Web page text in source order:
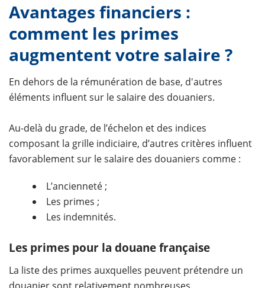
Avantages financiers :
comment les primes
augmentent votre salaire ?
En dehors de la rémunération de base, d'autres
éléments influent sur le salaire des douaniers.
Au-delà du grade, de l’échelon et des indices
composant la grille indiciaire, d’autres critères influent
favorablement sur le salaire des douaniers comme :
L’ancienneté ;
Les primes ;
Les indemnités.
Les primes pour la douane française
La liste des primes auxquelles peuvent prétendre un